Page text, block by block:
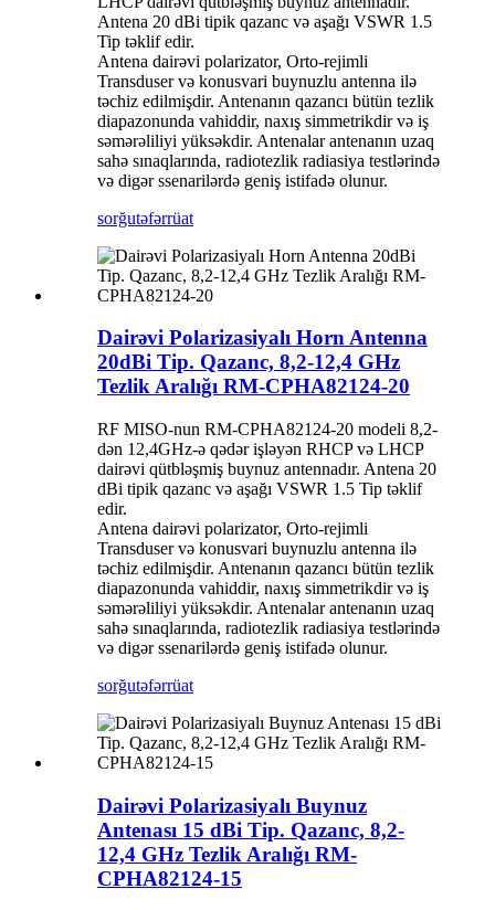
Antena 20 dBi tipik qazanc və aşağı VSWR 1.5
Tip təklif edir.
Antena dairəvi polarizator, Orto-rejimli
Transduser və konusvari buynuzlu antenna ilə
təchiz edilmişdir. Antenanın qazancı bütün tezlik
diapazonunda vahiddir, naxış simmetrikdir və iş
səmərəliliyi yüksəkdir. Antenalar antenanın uzaq
sahə sınaqlarında, radiotezlik radiasiya testlərində
və digər ssenarilərdə geniş istifadə olunur.
sorğutəfərrüat
Dairəvi Polarizasiyalı Horn Antenna
20dBi Tip. Qazanc, 8,2-12,4 GHz
Tezlik Aralığı RM-CPHA82124-20
RF MISO-nun RM-CPHA82124-20 modeli 8,2-
dən 12,4GHz-ə qədər işləyən RHCP və LHCP
dairəvi qütbləşmiş buynuz antennadır. Antena 20
dBi tipik qazanc və aşağı VSWR 1.5 Tip təklif
edir.
Antena dairəvi polarizator, Orto-rejimli
Transduser və konusvari buynuzlu antenna ilə
təchiz edilmişdir. Antenanın qazancı bütün tezlik
diapazonunda vahiddir, naxış simmetrikdir və iş
səmərəliliyi yüksəkdir. Antenalar antenanın uzaq
sahə sınaqlarında, radiotezlik radiasiya testlərində
və digər ssenarilərdə geniş istifadə olunur.
sorğutəfərrüat
Dairəvi Polarizasiyalı Buynuz
Antenası 15 dBi Tip. Qazanc, 8,2-
12,4 GHz Tezlik Aralığı RM-
CPHA82124-15